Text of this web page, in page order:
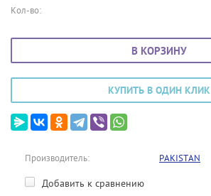
Кол-во:
В КОРЗИНУ
КУПИТЬ В ОДИН КЛИК
Производитель: PAKISTAN
Добавить к сравнению